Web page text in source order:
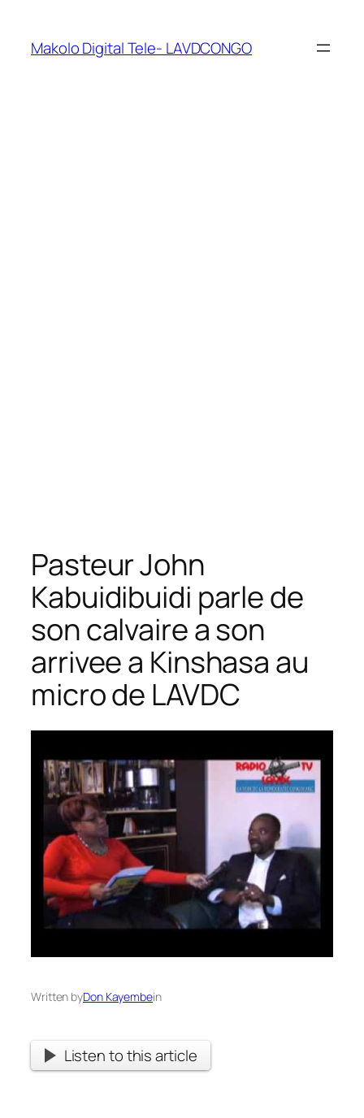
Makolo Digital Tele- LAVDCONGO
Pasteur John
Kabuidibuidi parle de
son calvaire a son
arrivee a Kinshasa au
micro de LAVDC
Written byDon Kayembein
Listen to this article